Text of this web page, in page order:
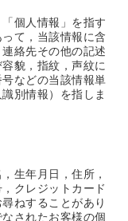
個人情報」を指す
て，当該情報に含
絡先その他の記述
貌，指紋，声紋に
などの当該情報単
別情報）を指しま
生年月日，住所，
クレジットカード
ねすることがあり
されたお客様の個